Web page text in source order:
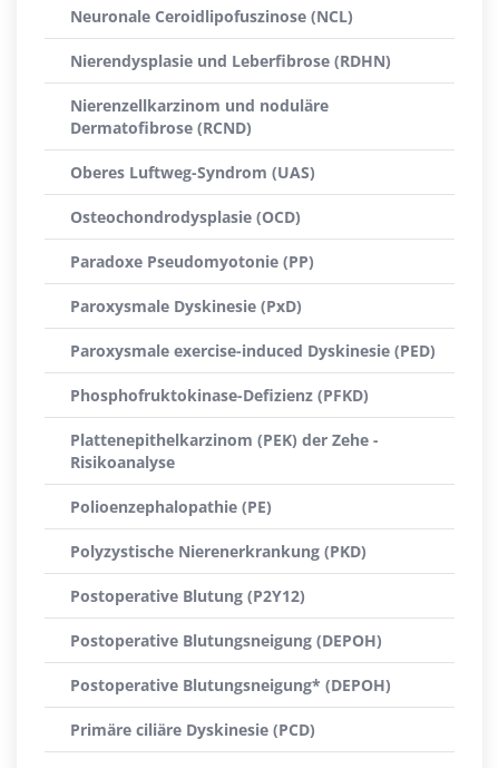
Neuronale Ceroidlipofuszinose (NCL)
Nierendysplasie und Leberfibrose (RDHN)
Nierenzellkarzinom und noduläre
Dermatofibrose (RCND)
Oberes Luftweg-Syndrom (UAS)
Osteochondrodysplasie (OCD)
Paradoxe Pseudomyotonie (PP)
Paroxysmale Dyskinesie (PxD)
Paroxysmale exercise-induced Dyskinesie (PED)
Phosphofruktokinase-Defizienz (PFKD)
Plattenepithelkarzinom (PEK) der Zehe -
Risikoanalyse
Polioenzephalopathie (PE)
Polyzystische Nierenerkrankung (PKD)
Postoperative Blutung (P2Y12)
Postoperative Blutungsneigung (DEPOH)
Postoperative Blutungsneigung* (DEPOH)
Primäre ciliäre Dyskinesie (PCD)